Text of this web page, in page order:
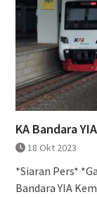
KA Bandara
18 Okt 2023
*Siaran Pers*
Bandara YIA